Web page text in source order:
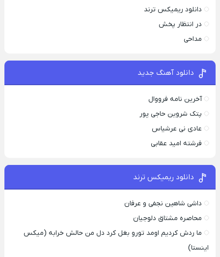
دانلود ریمیکس ترند
در انتظار پخش
مداحی
دانلود آهنگ جدید
آخرین نامه فرووال
پتک شروین حاجی پور
عادی نی عرشیاس
فرشته امید عقابی
دانلود ریمیکس ترند
داشی شاهین نجفی و عرفان
محاصره مشتاق دلوجیان
ما ردش کردیم اومد تورو بغل کرد دل من حالش خرابه (میکس
اینستا)